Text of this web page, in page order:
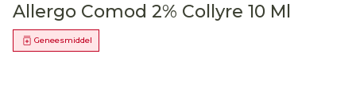
Allergo Comod 2% Collyre 10 Ml
Geneesmiddel